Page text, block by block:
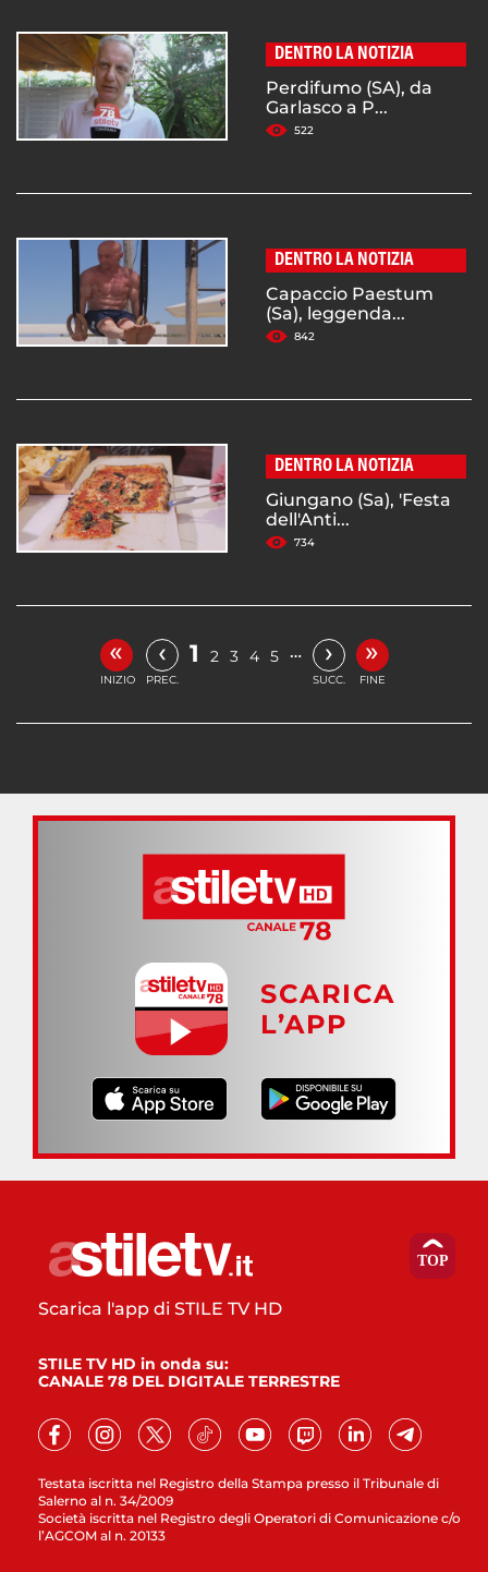
DENTRO LA NOTIZIA
Perdifumo (SA), da
Garlasco a P...
522
DENTRO LA NOTIZIA
Capaccio Paestum
(Sa), leggenda...
842
DENTRO LA NOTIZIA
Giungano (Sa), 'Festa
dell'Anti...
734
«
INIZIO
‹
PREC.
1 2 3 4 5 … ›
SUCC.
»
FINE
SCARICA
L’APP
Testata iscritta nel Registro della Stampa presso il Tribunale di
Salerno al n. 34/2009
Società iscritta nel Registro degli Operatori di Comunicazione c/o
l’AGCOM al n. 20133
Scarica l'app di STILE TV HD
STILE TV HD in onda su:
CANALE 78 DEL DIGITALE TERRESTRE